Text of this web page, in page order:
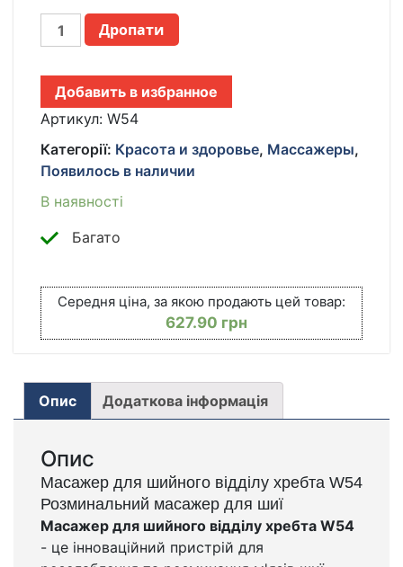
МАССАЖЕР
ДЛЯ
ОТДЕЛА
ПОЗВОНОЧНИКА
W54
МАССАЖЕР
ДЛЯ
КІЛЬКІСТЬ
Дропати
Добавить в избранное
Артикул: W54
Категорії: Красота и здоровье, Массажеры,
Появилось в наличии
В наявності
Багато
Середня ціна, за якою продають цей товар:
627.90 грн
Опис Додаткова інформація
Опис
Масажер для шийного відділу хребта W54
Розминальний масажер для шиї
Масажер для шийного відділу хребта W54
- це інноваційний пристрій для